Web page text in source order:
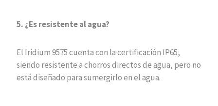
5. ¿Es resistente al agua?
El Iridium 9575 cuenta con la certificación IP65,
siendo resistente a chorros directos de agua, pero no
está diseñado para sumergirlo en el agua.